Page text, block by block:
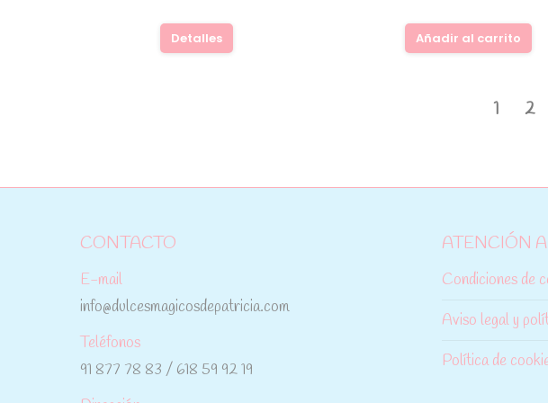
Detalles Añadir al carrito
1 2
CONTACTO
E-mail
info@dulcesmagicosdepatricia.com
Teléfonos
91 877 78 83 / 618 59 92 19
ATENCIÓN
Condiciones de
Aviso legal y
Política de